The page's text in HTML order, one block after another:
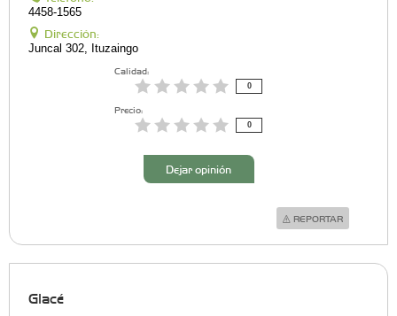
4458-1565
Dirección:
Juncal 302, Ituzaingo
Calidad:
0
Precio:
0
Dejar opinión
REPORTAR
Glacé